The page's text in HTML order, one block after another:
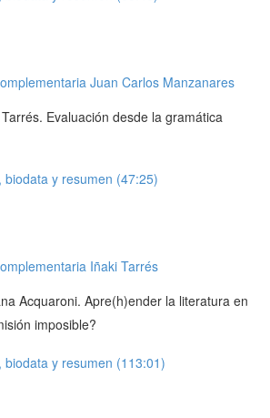
Juan Carlos Manzanares
Evaluación desde la gramática
biodata y resumen (47:25)
Iñaki Tarrés
Acquaroni. Apre(h)ender la literatura en
imposible?
biodata y resumen (113:01)